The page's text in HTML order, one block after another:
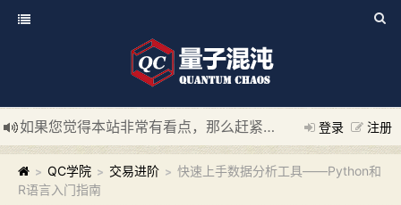
登录 注册
如果您觉得本站非常有看点，那么赶紧使用Ctrl+D 收藏我们吧
新添加量子混沌系统板块，欢迎大家访问！
---“量子混沌系
> QC学院 > 交易进阶 > 快速上手数据分析工具——Python和
R语言入门指南